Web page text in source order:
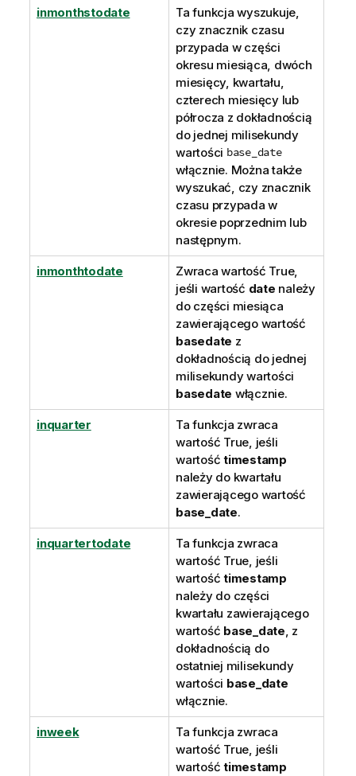
inmonthstodate
Ta funkcja wyszukuje,
czy znacznik czasu
przypada w części
okresu miesiąca, dwóch
miesięcy, kwartału,
czterech miesięcy lub
półrocza z dokładnością
do jednej milisekundy
wartości base_date
włącznie. Można także
wyszukać, czy znacznik
czasu przypada w
okresie poprzednim lub
następnym.
inmonthtodate Zwraca wartość True,
jeśli wartość date należy
do części miesiąca
zawierającego wartość
basedate z
dokładnością do jednej
milisekundy wartości
basedate włącznie.
inquarter
Ta funkcja zwraca
wartość True, jeśli
wartość timestamp
należy do kwartału
zawierającego wartość
base_date.
inquartertodate
Ta funkcja zwraca
wartość True, jeśli
wartość timestamp
należy do części
kwartału zawierającego
wartość base_date, z
dokładnością do
ostatniej milisekundy
wartości base_date
włącznie.
inweek
Ta funkcja zwraca
wartość True, jeśli
wartość timestamp